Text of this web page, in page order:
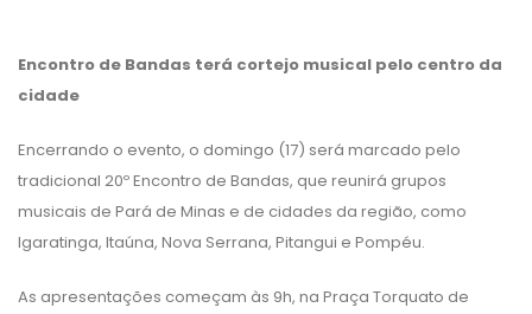
Encontro de Bandas terá cortejo musical pelo centro da
cidade
Encerrando o evento, o domingo (17) será marcado pelo
tradicional 20º Encontro de Bandas, que reunirá grupos
musicais de Pará de Minas e de cidades da região, como
Igaratinga, Itaúna, Nova Serrana, Pitangui e Pompéu.
As apresentações começam às 9h, na Praça Torquato de